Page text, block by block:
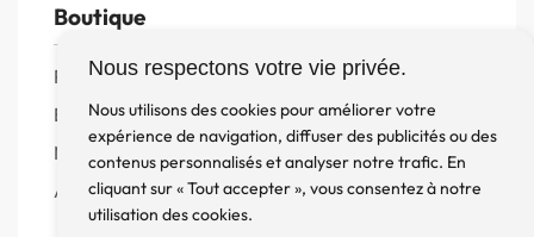
Nous respectons votre vie privée.
Nous utilisons des cookies pour améliorer votre
expérience de navigation, diffuser des publicités ou des
contenus personnalisés et analyser notre trafic. En
cliquant sur « Tout accepter », vous consentez à notre
utilisation des cookies.
Boutique
Produits
Enceintes
Meuble, Rack et Support
Accessoires